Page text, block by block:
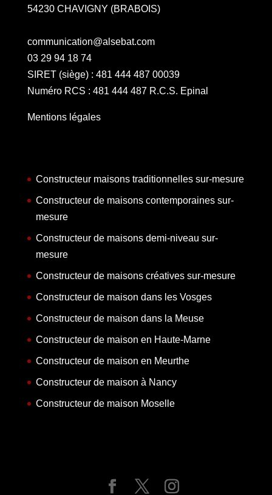
54230 CHAVIGNY (BRABOIS)
communication@alsebat.com
03 29 94 18 74
SIRET (siège) : 481 444 487 00039
Numéro RCS : 481 444 487 R.C.S. Epinal
Mentions légales
Constructeur maisons traditionnelles sur-mesure
Constructeur de maisons contemporaines sur-
mesure
Constructeur de maisons demi-niveau sur-
mesure
Constructeur de maisons créatives sur-mesure
Constructeur de maison dans les Vosges
Constructeur de maison dans la Meuse
Constructeur de maison en Haute-Marne
Constructeur de maison en Meurthe
Constructeur de maison à Nancy
Constructeur de maison Moselle